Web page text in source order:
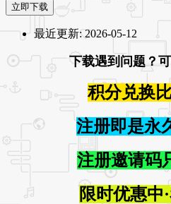
立即下载
最近更新:2026-05-12
下载遇到问题？
积分兑换
注册即是永
注册邀请码
限时优惠中